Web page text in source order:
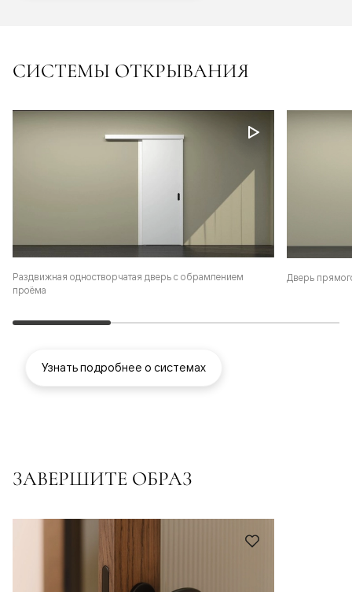
СИСТЕМЫ ОТКРЫВАНИЯ
Раздвижная одностворчатая дверь с обрамлением
проёма
Дверь
Узнать подробнее о системах
ЗАВЕРШИТЕ ОБРАЗ